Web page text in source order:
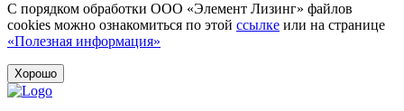
С порядком обработки ООО «Элемент Лизинг» файлов
cookies можно ознакомиться по этой ссылке или на странице
«Полезная информация»
Хорошо